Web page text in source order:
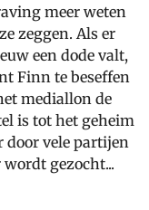
meer weten
zeggen. Als er
een dode valt,
Finn te beseffen
mediallon de
is tot het geheim
door vele partijen
wordt gezocht...